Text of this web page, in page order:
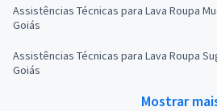
Assistências Técnicas para Lava Roupa
Goiás
Assistências Técnicas para Lava Roupa
Goiás
Mostrar